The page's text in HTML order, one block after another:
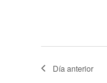
Día anterior